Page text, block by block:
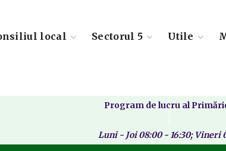
local Sectorul 5 Utile
Program de lucru al
Luni - Joi 08:00 - 16:30; Vineri